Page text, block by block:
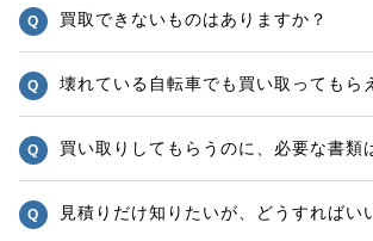
買取できないものはありますか？
壊れている自転車でも買い取ってもら
買い取りしてもらうのに、必要な書類
見積りだけ知りたいが、どうすればい